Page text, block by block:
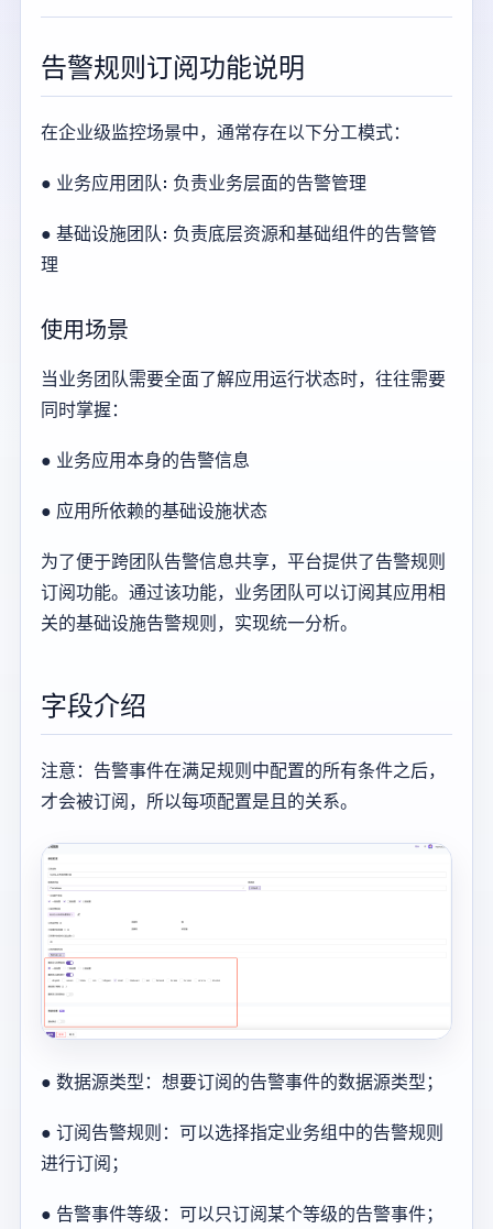
告警规则订阅功能说明
在企业级监控场景中，通常存在以下分工模式：
● 业务应用团队: 负责业务层面的告警管理
● 基础设施团队: 负责底层资源和基础组件的告警管
理
使用场景
当业务团队需要全面了解应用运行状态时，往往需要
同时掌握：
● 业务应用本身的告警信息
● 应用所依赖的基础设施状态
为了便于跨团队告警信息共享，平台提供了告警规则
订阅功能。通过该功能，业务团队可以订阅其应用相
关的基础设施告警规则，实现统一分析。
字段介绍
注意：告警事件在满足规则中配置的所有条件之后，
才会被订阅，所以每项配置是且的关系。
● 数据源类型：想要订阅的告警事件的数据源类型；
● 订阅告警规则：可以选择指定业务组中的告警规则
进行订阅；
● 告警事件等级：可以只订阅某个等级的告警事件；